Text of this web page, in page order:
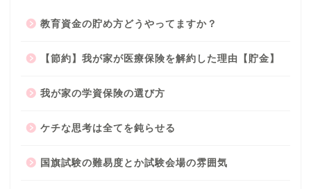
教育資金の貯め方どうやってますか？
【節約】我が家が医療保険を解約した理由【貯金】
我が家の学資保険の選び方
ケチな思考は全てを鈍らせる
国旗試験の難易度とか試験会場の雰囲気